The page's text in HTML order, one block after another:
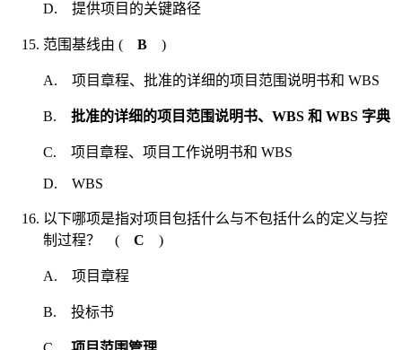
D. 提供项目的关键路径
范围基线由 ( B )
A. 项目章程、批准的详细的项目范围说明书和 WBS
B. 批准的详细的项目范围说明书、WBS 和 WBS 字典
C. 项目章程、项目工作说明书和 WBS
D. WBS
以下哪项是指对项目包括什么与不包括什么的定义与控
制过程？ ( C )
A. 项目章程
B. 投标书